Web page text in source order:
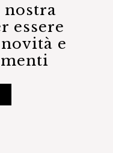
essere
e